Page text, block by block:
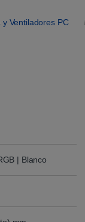
Ventiladores PC
| Blanco